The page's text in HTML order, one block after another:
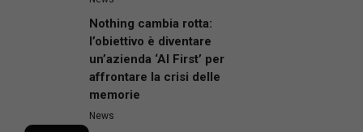
Nothing cambia rotta:
l’obiettivo è diventare
un’azienda ‘AI First’ per
affrontare la crisi delle
memorie
News